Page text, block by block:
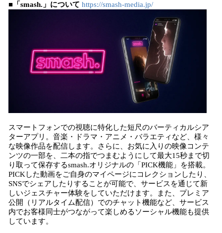
■「smash.」について https://smash-media.jp/
スマートフォンでの視聴に特化した短尺のバーティカルシア
ターアプリ。音楽・ドラマ・アニメ・バラエティなど、様々
な映像作品を配信します。さらに、お気に入りの映像コンテ
ンツの一部を、二本の指でつまむようにして最大15秒まで切
り取って保存するsmash.オリジナルの「PICK機能」を搭載。
PICKした動画をご自身のマイページにコレクションしたり、
SNSでシェアしたりすることが可能で、サービスを通じて新
しいジェスチャー体験をしていただけます。また、プレミア
公開（リアルタイム配信）でのチャット機能など、サービス
内でお客様同士がつながって楽しめるソーシャル機能も提供
しています。